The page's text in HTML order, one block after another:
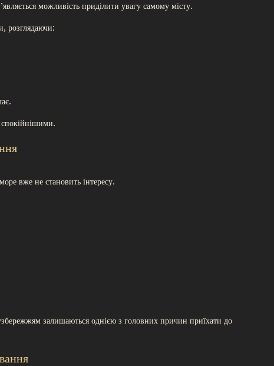
можливість приділити увагу самому місту.
розглядаючи:
спокійнішими.
вже не становить інтересу.
залишаються однією з головних причин приїхати до